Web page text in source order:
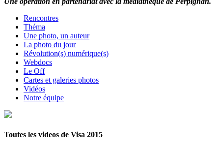
Rencontres
Théma
Une photo, un auteur
La photo du jour
Révolution(s) numérique(s)
Webdocs
Le Off
Cartes et galeries photos
Vidéos
Notre équipe
Toutes les videos de Visa 2015